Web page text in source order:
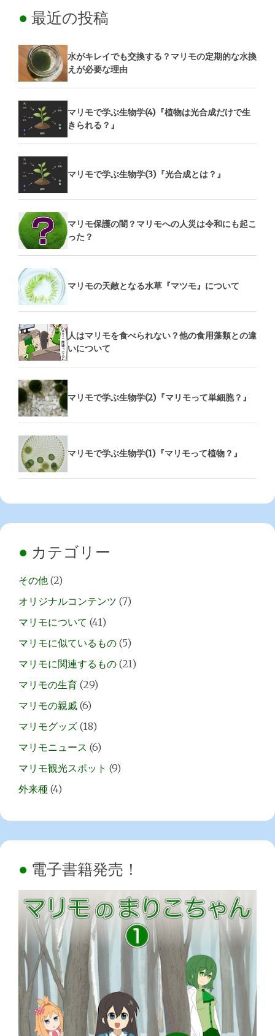
最近の投稿
水がキレイでも交換する？マリモの定期的な水換
えが必要な理由
マリモで学ぶ生物学(4)『植物は光合成だけで生
きられる？』
マリモで学ぶ生物学(3)『光合成とは？』
マリモ保護の闇？マリモへの人災は令和にも起こ
った？
マリモの天敵となる水草『マツモ』について
人はマリモを食べられない？他の食用藻類との違
いについて
マリモで学ぶ生物学(2)『マリモって単細胞？』
マリモで学ぶ生物学(1)『マリモって植物？』
カテゴリー
その他 (2)
オリジナルコンテンツ (7)
マリモについて (41)
マリモに似ているもの (5)
マリモに関連するもの (21)
マリモの生育 (29)
マリモの親戚 (6)
マリモグッズ (18)
マリモニュース (6)
マリモ観光スポット (9)
外来種 (4)
電子書籍発売！